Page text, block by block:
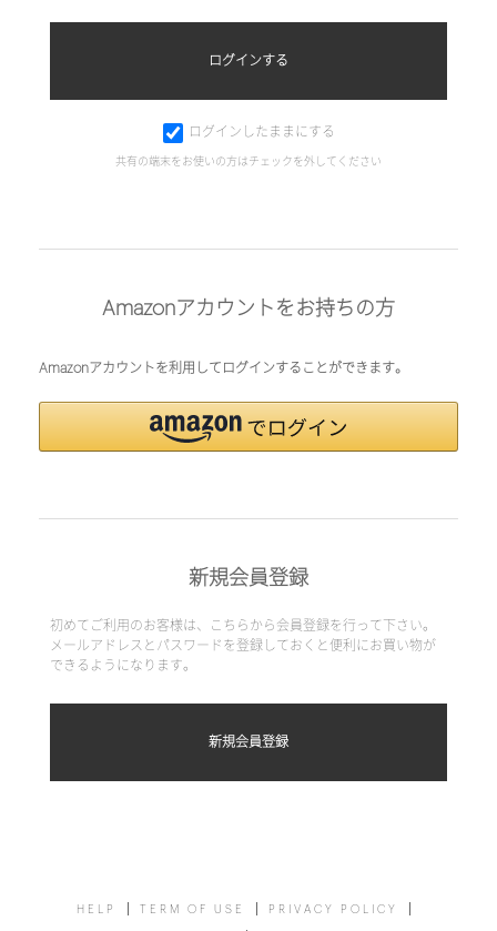
ログインしたままにする
共有の端末をお使いの方はチェックを外してください
Amazonアカウントをお持ちの方
Amazonアカウントを利用してログインすることができます。
新規会員登録
初めてご利用のお客様は、こちらから会員登録を行って下さい。
メールアドレスとパスワードを登録しておくと便利にお買い物が
できるようになります。
HELP TERM OF USE PRIVACY POLICY